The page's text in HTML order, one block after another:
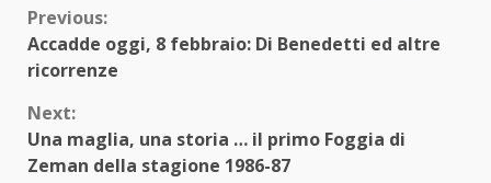
Continue
Reading
Previous:
Accadde oggi, 8 febbraio: Di Benedetti ed altre
ricorrenze
Next:
Una maglia, una storia … il primo Foggia di
Zeman della stagione 1986-87